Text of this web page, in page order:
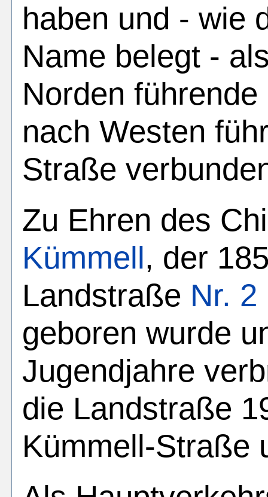
haben und - wie
Name belegt -
Norden
nach Westen
Straße
Zu Ehren des
Kümmell, der
Landstraße Nr. 2
geboren wurde
Jugendjahre
die Landstraße
Kümmell-Straße